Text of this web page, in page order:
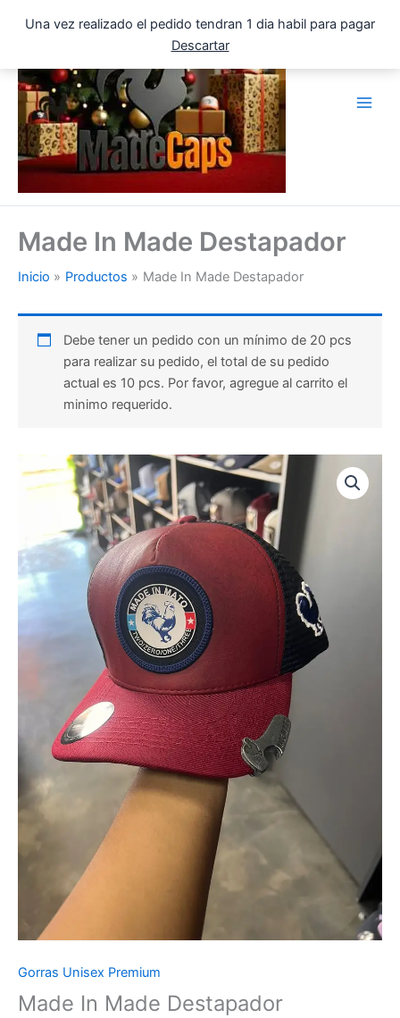
Una vez realizado el pedido tendran 1 dia habil para pagar
Descartar
Made In Made Destapador
Inicio Productos Made In Made Destapador
Debe tener un pedido con un mínimo de 20 pcs
para realizar su pedido, el total de su pedido
actual es 10 pcs. Por favor, agregue al carrito el
minimo requerido.
Gorras Unisex Premium
Made In Made Destapador